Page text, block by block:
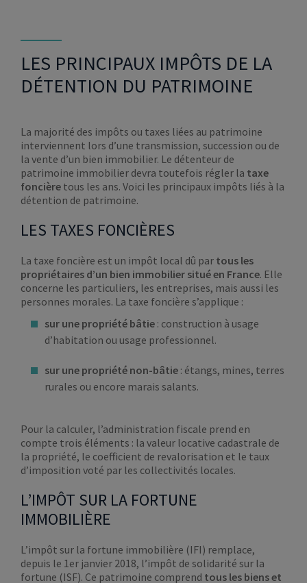
LES PRINCIPAUX IMPÔTS DE LA
DÉTENTION DU PATRIMOINE
La majorité des impôts ou taxes liées au patrimoine
interviennent lors d’une transmission, succession ou de
la vente d’un bien immobilier. Le détenteur de
patrimoine immobilier devra toutefois régler la taxe
foncière tous les ans. Voici les principaux impôts liés à la
détention de patrimoine.
LES TAXES FONCIÈRES
La taxe foncière est un impôt local dû par tous les
propriétaires d’un bien immobilier situé en France. Elle
concerne les particuliers, les entreprises, mais aussi les
personnes morales. La taxe foncière s’applique :
sur une propriété bâtie : construction à usage
d’habitation ou usage professionnel.
sur une propriété non-bâtie : étangs, mines, terres
rurales ou encore marais salants.
Pour la calculer, l’administration fiscale prend en
compte trois éléments : la valeur locative cadastrale de
la propriété, le coefficient de revalorisation et le taux
d’imposition voté par les collectivités locales.
L’IMPÔT SUR LA FORTUNE
IMMOBILIÈRE
L’impôt sur la fortune immobilière (IFI) remplace,
depuis le 1er janvier 2018, l’impôt de solidarité sur la
fortune (ISF). Ce patrimoine comprend tous les biens et